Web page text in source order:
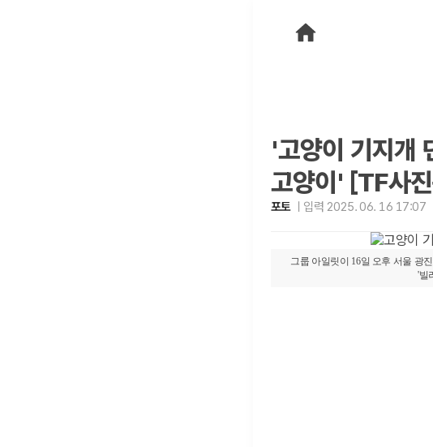
'고양이 기지개
고양이' [TF사
포토 입력 2025. 06. 16 17:07
그룹 아일릿이 16일 오후 서울 광
'빌